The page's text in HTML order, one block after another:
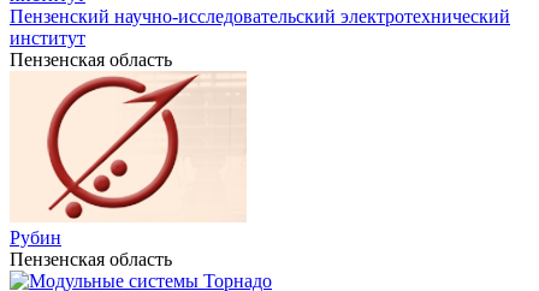
Пензенский научно-исследовательский электротехнический
институт
Пензенская область
Рубин
Пензенская область